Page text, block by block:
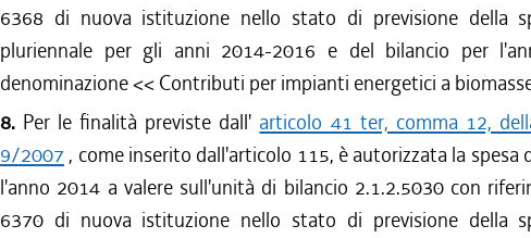
6368 di nuova istituzione nello stato di previsione della
pluriennale per gli anni 2014-2016 e del bilancio per
denominazione << Contributi per impianti energetici a
8. Per le finalità previste dall' articolo 41 ter, comma 12,
9/2007 , come inserito dall'articolo 115, è autorizzata la spesa
l'anno 2014 a valere sull'unità di bilancio 2.1.2.5030 con
6370 di nuova istituzione nello stato di previsione della